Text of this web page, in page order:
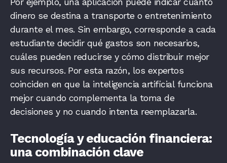
dinero se destina a transporte o entretenimiento
durante el mes. Sin embargo, corresponde a cada
estudiante decidir qué gastos son necesarios,
cuáles pueden reducirse y cómo distribuir mejor
sus recursos. Por esta razón, los expertos
coinciden en que la inteligencia artificial funciona
mejor cuando complementa la toma de
decisiones y no cuando intenta reemplazarla.
Tecnología y educación financiera:
una combinación clave